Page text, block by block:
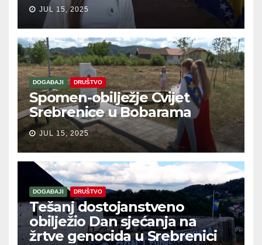
JUL 15, 2025
DOGAĐAJI DRUŠTVO
Spomen-obilježje Cvijet
Srebrenice u Bobarama
JUL 15, 2025
DOGAĐAJI DRUŠTVO
Tešanj dostojanstveno
obilježio Dan sjećanja na
žrtve genocida u Srebrenici